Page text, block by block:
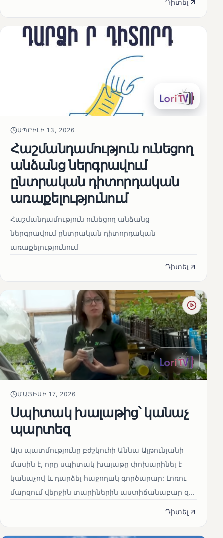
Դիտել
ԱՊՐԻԼԻ 13, 2026
Հաշմանդամություն ունեցող
անձանց ներգրավում
ընտրական դիտորդական
առաքելությունում
Հաշմանդամություն ունեցող անձանց
ներգրավում ընտրական դիտորդական
առաքելությունում
Դիտել
ՄԱՅԻՍԻ 17, 2026
Սպիտակ խալաթից՝ կանաչ
պարտեզ
Այս պատմությունը բժշկուհի Աննա Ալթունյանի
մասին է, որը սպիտակ խալաթը փոխարինել է
կանաչով և դարձել հաջողակ գործարար: Լոռու
մարզում վերջին տարիներին աստիճանաբար զ...
Դիտել